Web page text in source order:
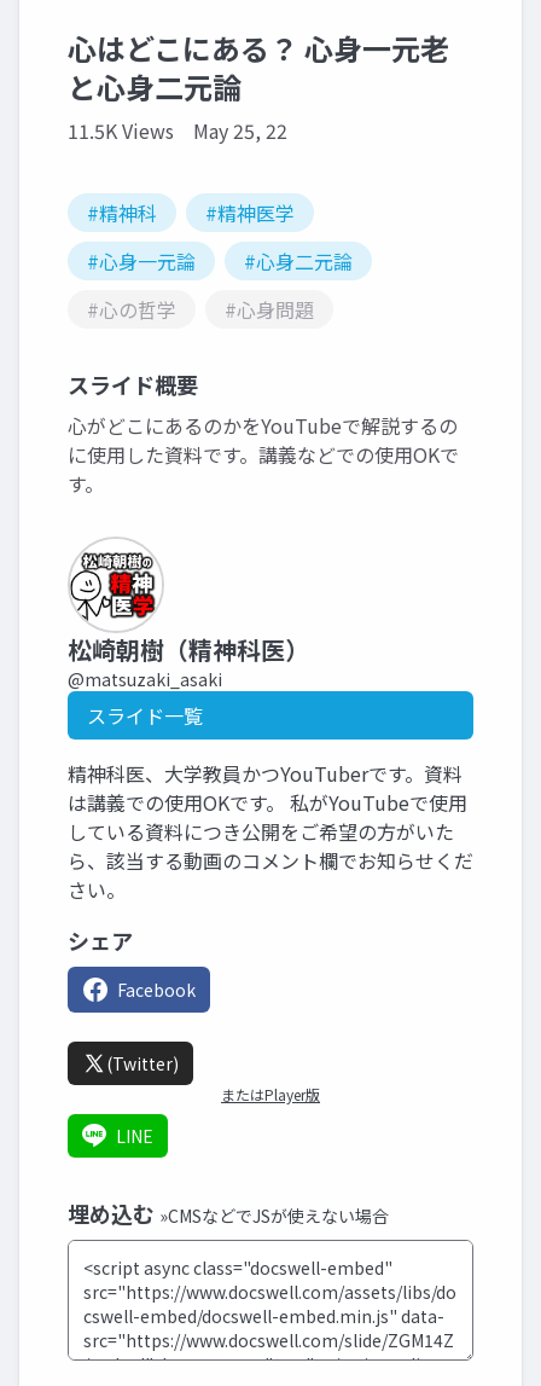
心はどこにある？ 心身一元老
と心身二元論
11.5K Views May 25, 22
#精神科
#精神医学
#心身一元論
#心身二元論
#心の哲学
#心身問題
スライド概要
心がどこにあるのかをYouTubeで解説するの
に使用した資料です。講義などでの使用OKで
す。
松崎朝樹（精神科医）
@matsuzaki_asaki
スライド一覧
精神科医、大学教員かつYouTuberです。資料
は講義での使用OKです。 私がYouTubeで使用
している資料につき公開をご希望の方がいた
ら、該当する動画のコメント欄でお知らせくだ
さい。
シェア
Facebook
(Twitter)
またはPlayer版
LINE
埋め込む »CMSなどでJSが使えない場合